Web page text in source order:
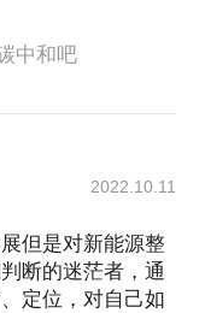
中和吧
2022.10.11
但是对新能源整
断的迷茫者，通
定位，对自己如